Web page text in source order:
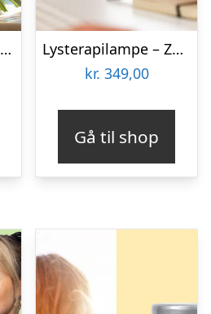
Hanataba Buketbinder
Lysterapilampe – Zenkuru
kr. 349,00
Gå til shop